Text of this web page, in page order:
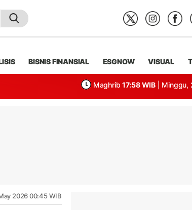
BISNIS FINANSIAL ESGNOW VISUAL
Maghrib 17:58 WIB |
2026 00:45 WIB